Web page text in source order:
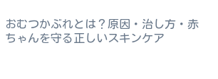
おむつかぶれとは？原因・治し方・赤
ちゃんを守る正しいスキンケア